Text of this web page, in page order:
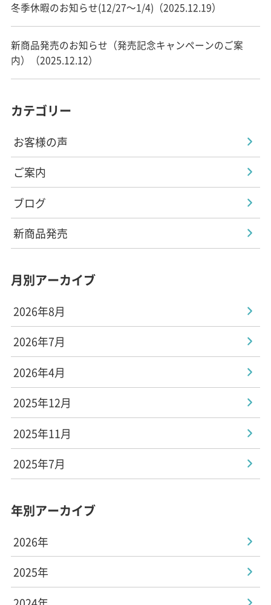
冬季休暇のお知らせ(12/27～1/4)（2025.12.19）
新商品発売のお知らせ（発売記念キャンペーンのご案
内）（2025.12.12）
カテゴリー
お客様の声
ご案内
ブログ
新商品発売
月別アーカイブ
2026年8月
2026年7月
2026年4月
2025年12月
2025年11月
2025年7月
年別アーカイブ
2026年
2025年